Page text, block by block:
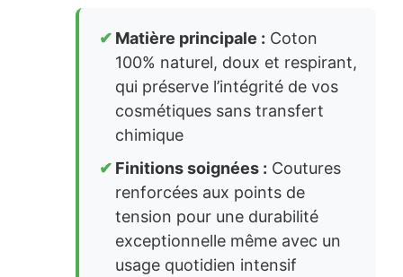
Matière principale : Coton
100% naturel, doux et respirant,
qui préserve l’intégrité de vos
cosmétiques sans transfert
chimique
Finitions soignées : Coutures
renforcées aux points de
tension pour une durabilité
exceptionnelle même avec un
usage quotidien intensif